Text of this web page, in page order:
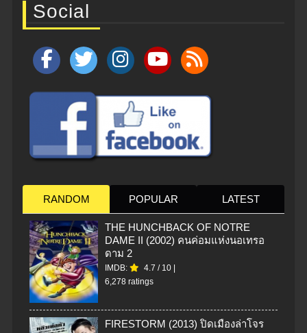
Social
RANDOM POPULAR LATEST
THE HUNCHBACK OF NOTRE
DAME II (2002) คนค่อมแห่งนอเทรอ
ดาม 2
IMDB: 4.7 / 10
6,278 ratings
FIRESTORM (2013) ปิดเมืองล่าโจร